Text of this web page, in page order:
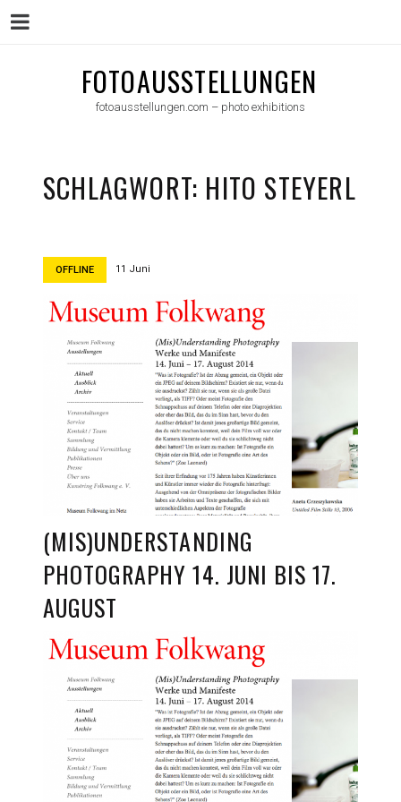
FOTOAUSSTELLUNGEN
fotoausstellungen.com – photo exhibitions
SCHLAGWORT: HITO STEYERL
OFFLINE 11 Juni
(MIS)UNDERSTANDING
PHOTOGRAPHY 14. JUNI BIS 17.
AUGUST
Menu